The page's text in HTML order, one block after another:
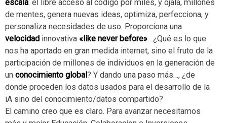
escala: el libre acceso al código por miles, y ojalá, millones
de mentes, genera nuevas ideas, optimiza, perfecciona, y
personaliza necesidades de uso. Proporciona una
velocidad innovativa «like never before» . ¿Qué es lo que
nos ha aportado en gran medida internet, sino el fruto de la
participación de millones de individuos en la generación de
un conocimiento global ? Y dando una paso más…, ¿de
donde proceden los datos usados para el desarrollo de la
iA sino del conocimiento/datos compartido?
El camino creo que es claro. Para avanzar necesitamos